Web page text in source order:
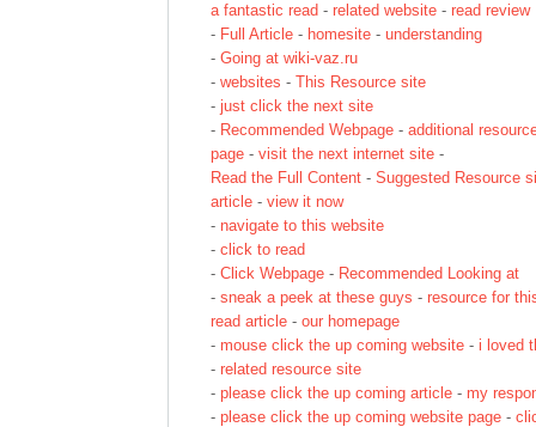
a fantastic read - related website - read review
- Full Article - homesite - understanding
- Going at wiki-vaz.ru
- websites - This Resource site
- just click the next site
- Recommended Webpage - additional
page - visit the next internet site -
Read the Full Content - Suggested Resource
article - view it now
- navigate to this website
- click to read
- Click Webpage - Recommended Looking at
- sneak a peek at these guys - resource for
read article - our homepage
- mouse click the up coming website - i loved
- related resource site
- please click the up coming article - my
- please click the up coming website page -